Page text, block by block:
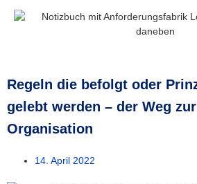
Regeln die befolgt oder
gelebt werden – der Weg
Organisation
14. April 2022